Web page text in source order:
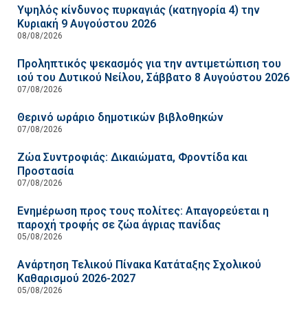
Υψηλός κίνδυνος πυρκαγιάς (κατηγορία 4) την
Κυριακή 9 Αυγούστου 2026
08/08/2026
Προληπτικός ψεκασμός για την αντιμετώπιση του
ιού του Δυτικού Νείλου, Σάββατο 8 Αυγούστου 2026
07/08/2026
Θερινό ωράριο δημοτικών βιβλοθηκών
07/08/2026
Ζώα Συντροφιάς: Δικαιώματα, Φροντίδα και
Προστασία
07/08/2026
Ενημέρωση προς τους πολίτες: Απαγορεύεται η
παροχή τροφής σε ζώα άγριας πανίδας
05/08/2026
Ανάρτηση Τελικού Πίνακα Κατάταξης Σχολικού
Καθαρισμού 2026-2027
05/08/2026